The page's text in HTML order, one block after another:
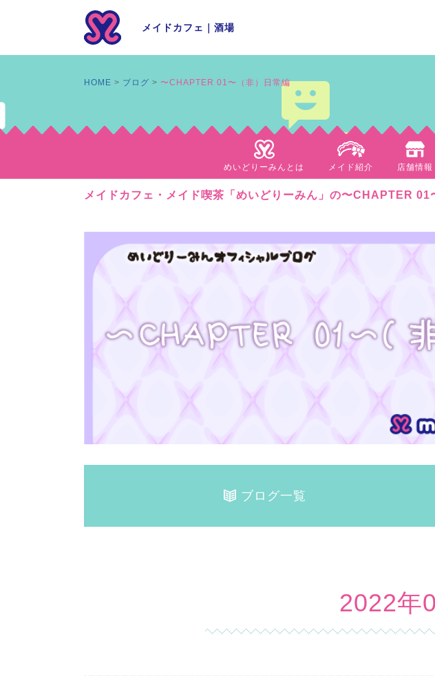
メイドカフェ ｜ 酒場
めいどりーみんとは メイド紹介 店舗情報
メイドカフェ・メイド喫茶「めいどりーみん」の〜CHAPTER 01
HOME ブログ 〜CHAPTER 01〜（非）日常編
ブログ一覧
2022年